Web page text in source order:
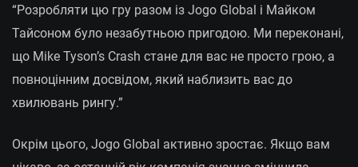
“Розробляти цю гру разом із Jogo Global і Майком
Тайсоном було незабутньою пригодою. Ми переконані,
що Mike Tyson’s Crash стане для вас не просто грою, а
повноцінним досвідом, який наблизить вас до
хвилювань рингу.”
Окрім цього, Jogo Global активно зростає. Якщо вам